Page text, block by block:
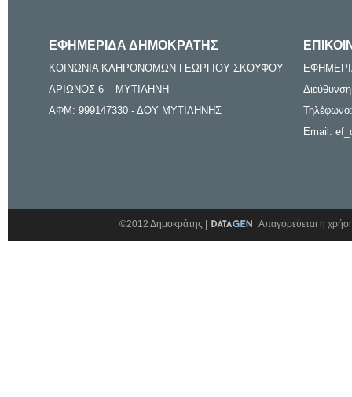
ΕΦΗΜΕΡΙΔΑ ΔΗΜΟΚΡΑΤΗΣ
ΚΟΙΝΩΝΙΑ ΚΛΗΡΟΝΟΜΩΝ ΓΕΩΡΓΙΟΥ ΣΚΟΥΦΟΥ
ΑΡΙΩΝΟΣ 6 – ΜΥΤΙΛΗΝΗ
ΑΦΜ: 999147330 - ΔΟΥ ΜΥΤΙΛΗΝΗΣ
Email:
©2012 Δημοκράτης | Απαγορεύεται η